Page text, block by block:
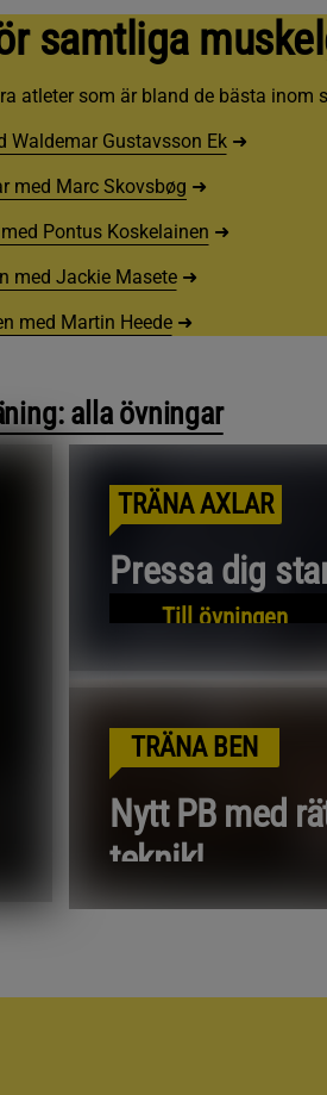
samtliga
atleter som är bland de bästa inom
Waldemar Gustavsson Ek➜
med Marc Skovsbøg ➜
Pontus Koskelainen ➜
med Jackie Masete➜
med Martin Heede➜
alla övningar
TRÄNA AXLAR
Pressa dig
Till övningen
TRÄNA BEN
Nytt PB med
teknik!
Till övningen